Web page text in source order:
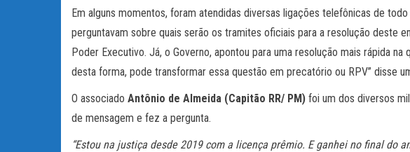
Em alguns momentos, foram atendidas diversas ligações telefônicas de
perguntavam sobre quais serão os tramites oficiais para a resolução deste
Poder Executivo. Já, o Governo, apontou para uma resolução mais rápida
desta forma, pode transformar essa questão em precatório ou RPV” disse
O associado Antônio de Almeida (Capitão RR/ PM) foi um dos diversos
de mensagem e fez a pergunta.
“Estou na justiça desde 2019 com a licença prêmio. E ganhei no final do